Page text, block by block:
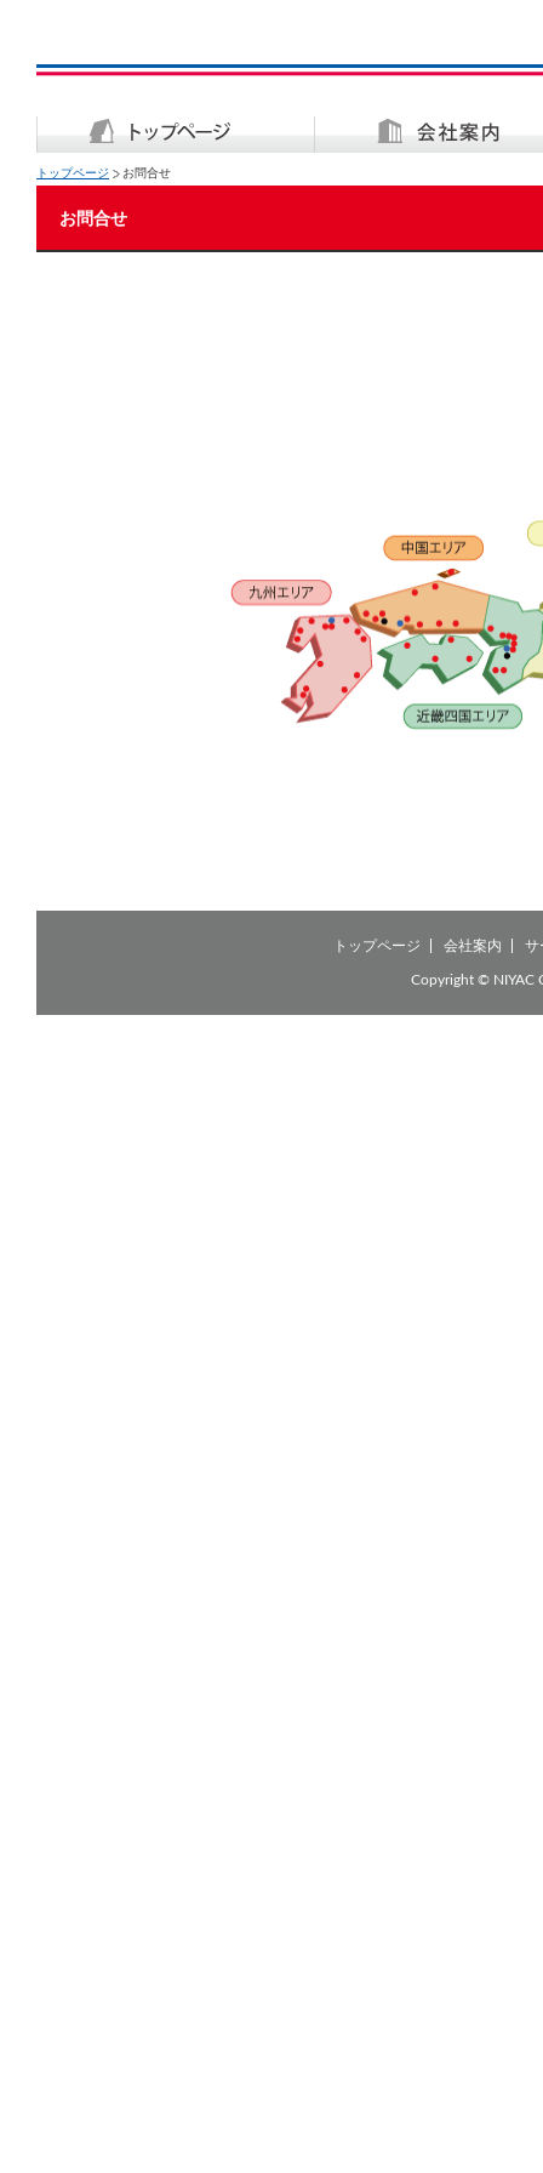
トップページ お問合せ
お問合せ
トップページ 会社案内 サ
Copyright © NIYAC